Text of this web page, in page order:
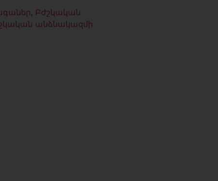
, Բժշկական
անձնակազմի